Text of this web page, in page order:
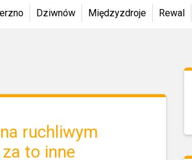
Dziwnów Międzyzdroje Rewal
ruchliwym
to inne